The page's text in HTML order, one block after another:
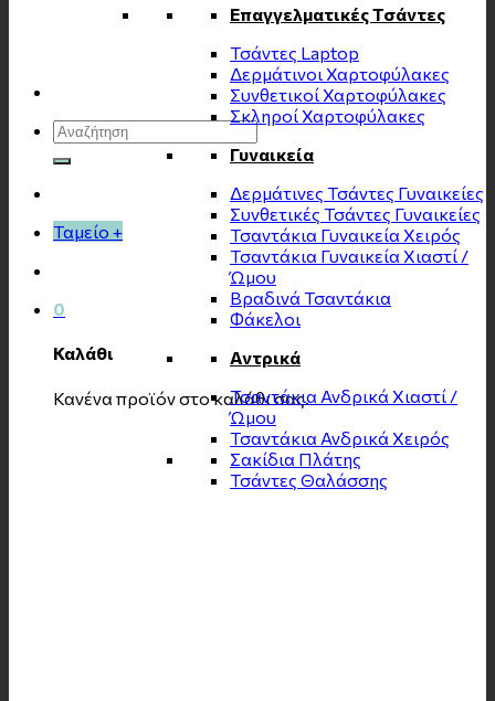
Αναζήτηση
για:
Ταμείο +
0
Καλάθι
Κανένα προϊόν στο καλάθι σας.
Επαγγελματικές Τσάντες
Τσάντες Laptop
Δερμάτινοι Χαρτοφύλακες
Συνθετικοί Χαρτοφύλακες
Σκληροί Χαρτοφύλακες
Γυναικεία
Δερμάτινες Τσάντες Γυναικείες
Συνθετικές Τσάντες Γυναικείες
Τσαντάκια Γυναικεία Χειρός
Τσαντάκια Γυναικεία Χιαστί /
Ώμου
Βραδινά Τσαντάκια
Φάκελοι
Αντρικά
Τσαντάκια Ανδρικά Χιαστί /
Ώμου
Τσαντάκια Ανδρικά Χειρός
Σακίδια Πλάτης
Τσάντες Θαλάσσης